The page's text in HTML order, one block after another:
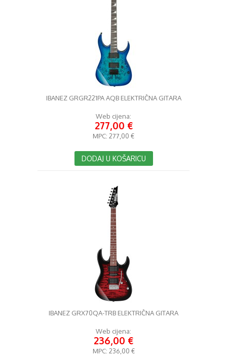
IBANEZ GRGR221PA AQB ELEKTRIČNA GITARA
Web cijena:
277,00 €
MPC: 277,00 €
DODAJ U KOŠARICU
IBANEZ GRX70QA-TRB ELEKTRIČNA GITARA
Web cijena:
236,00 €
MPC: 236,00 €